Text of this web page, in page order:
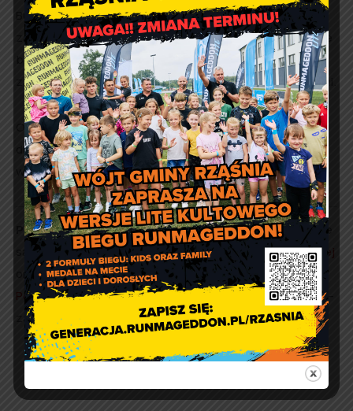
Budynki i inne wysokie konstrukcje muszą być
zabezpieczone piorunochronem, chroniącym je w czasie
burzy. Instalacje elektryczne, w tym i sieci przesyłowe
zabezpiecza się bezpiecznikami przeciwprzepięciowymi.
O wszystkich zdarzeniach, mających istotne znaczenie
dla bezpieczeństwa ludzi informuj służby ratownicze z
wykorzystaniem telefonu i numeru alarmowego 112.
Przypominamy również, iż ostrzeżenia meteorologiczne
są na bieżąco publikowanena naszej stronie internetowej
oraz wysyłane do Mieszkańców poprzez System
Powiadamiania Mieszkańców SMS oraz aplikację BLISKO–
zachęcamy do rejestracji.